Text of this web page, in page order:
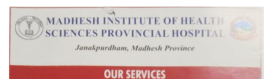
निर्धारित ठाउँमा राजर्षिजनक विश्वविद्यालय
भवन बनाउन उपकुलपतिद्वारा आनाकानी